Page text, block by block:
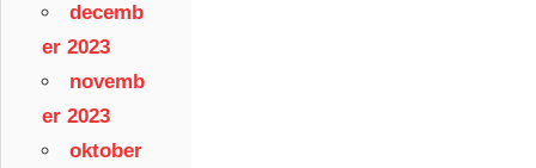
decemb
er 2023
novemb
er 2023
oktober